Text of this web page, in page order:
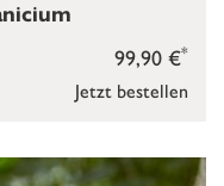
Jetzt bestellen
99,90 €*